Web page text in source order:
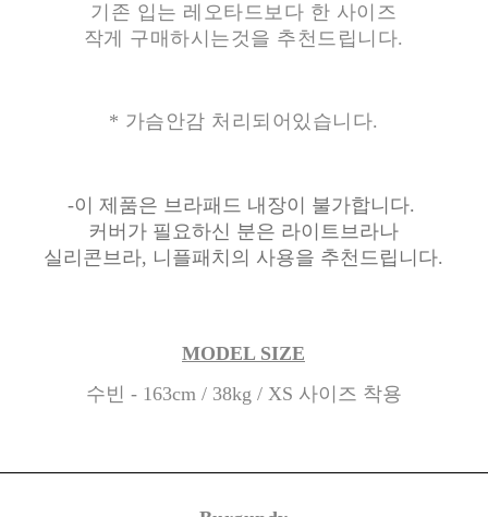
기존 입는 레오타드보다 한 사이즈
작게 구매하시는것을 추천드립니다.
* 가슴안감 처리되어있습니다.
-이 제품은 브라패드 내장이 불가합니다.
커버가 필요하신 분은 라이트브라나
실리콘브라, 니플패치의 사용을 추천드립니다.
MODEL SIZE
수빈 - 163cm / 38kg / XS 사이즈 착용